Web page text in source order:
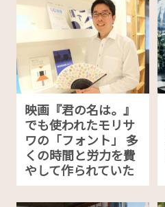
映画『君の名は。』
でも使われたモリサ
ワの「フォント」 多
くの時間と労力を費
やして作られていた